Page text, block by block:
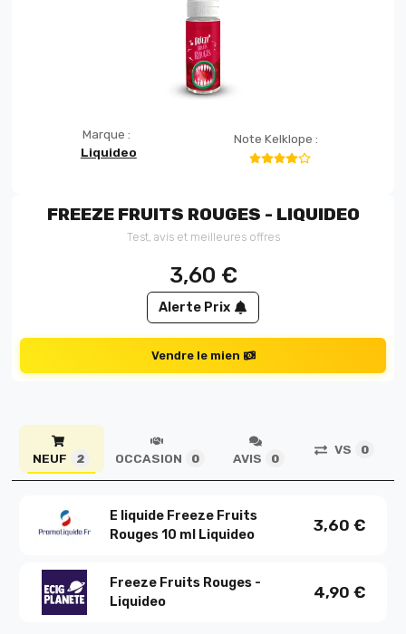
Marque :
Liquideo
Note Kelklope :
FREEZE FRUITS ROUGES - LIQUIDEO
Test, avis et meilleures offres
3,60 €
Alerte Prix
Vendre le mien
NEUF 2 OCCASION 0 AVIS 0
VS 0
E liquide Freeze Fruits
Rouges 10 ml Liquideo
3,60 €
Freeze Fruits Rouges -
Liquideo
4,90 €